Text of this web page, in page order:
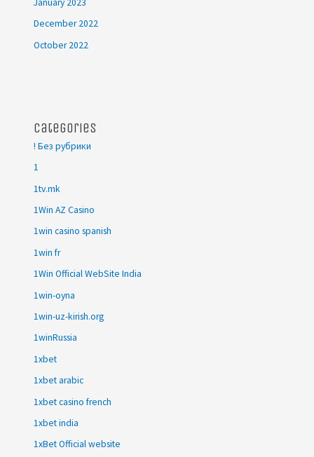
December 2022
October 2022
Categories
! Без рубрики
1
1tv.mk
1Win AZ Casino
1win casino spanish
1win fr
1Win Official WebSite India
1win-oyna
1win-uz-kirish.org
1winRussia
1xbet
1xbet arabic
1xbet casino french
1xbet india
1xBet Official website